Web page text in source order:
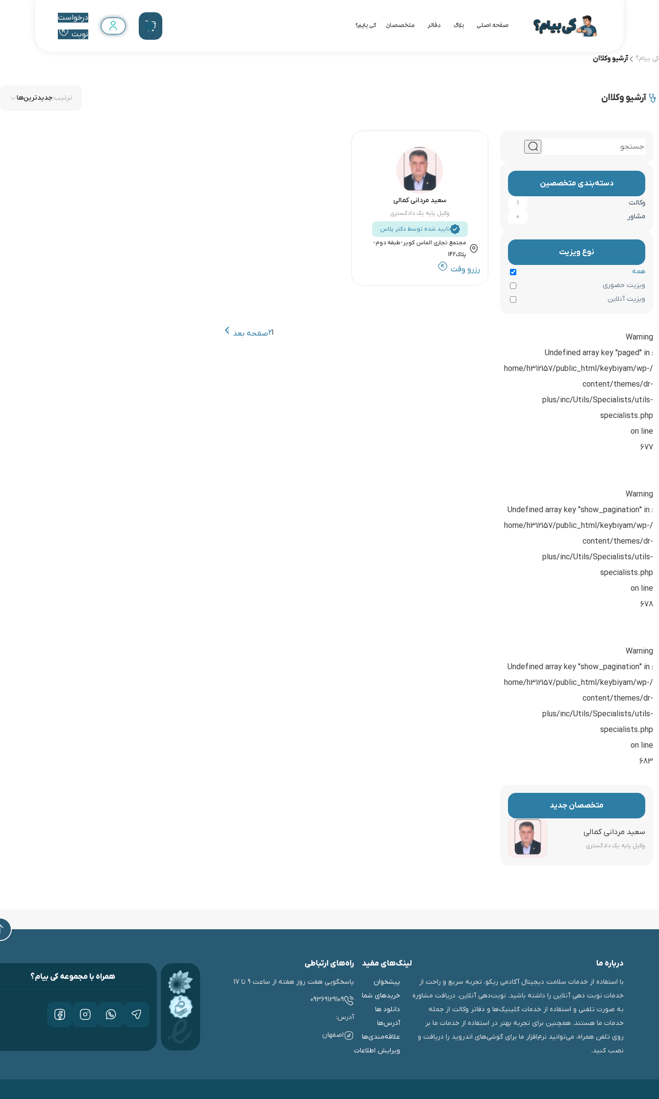
صفحه اصلی بلاگ دفاتر متخصصان کی بایم؟
درخواست
نوبت
کی بیام؟ آرشیو وکلاان
آرشیو وکلاان ترتیب:جدیدترین‌ها
دسته‌بندی متخصصین
وکالت
1
مشاور
0
نوع ویزیت
همه
ویزیت حضوری
ویزیت آنلاین
Warning
: Undefined array key "paged" in
/home/h312157/public_html/keybiyam/wp-
content/themes/dr-
plus/inc/Utils/Specialists/utils-
specialists.php
on line
677
Warning
: Undefined array key "show_pagination" in
/home/h312157/public_html/keybiyam/wp-
content/themes/dr-
plus/inc/Utils/Specialists/utils-
specialists.php
on line
678
Warning
: Undefined array key "show_pagination" in
/home/h312157/public_html/keybiyam/wp-
content/themes/dr-
plus/inc/Utils/Specialists/utils-
specialists.php
on line
683
متخصصان جدید
سعید مردانی کمالی
وکیل پایه یک دادگستری
سعید مردانی کمالی
وکیل پایه یک دادگستری
تایید شده توسط دکتر پلاس
مجتمع تجاری الماس کویر-طبقه دوم-
پلاک142
رزرو وقت
1
2صفحه بعد
درباره ما
با استفاده از خدمات سلامت دیجیتال آکادمی ریکو، تجربه سریع و راحت از
خدمات نوبت دهی آنلاین را داشته باشید. نوبت‌دهی آنلاین، دریافت مشاوره
به صورت تلفنی و استفاده از خدمات کلینیک‌ها و دفاتر وکالت از جمله
خدمات ما هستند. همچنین برای تجربه بهتر در استفاده از خدمات ما بر
روی تلفن همراه، می‌توانید نرم‌افزار ما برای گوشی‌های اندروید را دریافت و
نصب کنید.
لینک‌های مفید
پیشخوان
خریدهای شما
دانلود ها
آدرس‌ها
علاقه‌مندی‌ها
ویرایش اطلاعات
راه‌های ارتباطی
پاسخگویی هفت روز هفته از ساعت 9 تا 17
09369129109
آدرس:
اصفهان
همراه با مجموعه کی بیام؟